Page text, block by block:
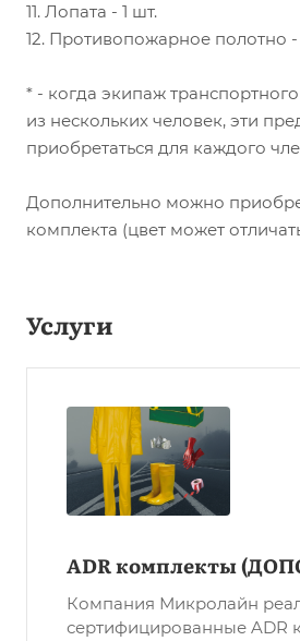
11. Лопата - 1 шт.
12. Противопожарное полотно -
* - когда экипаж
из нескольких человек, эти
приобретаться для каждого
Дополнительно можно
комплекта (цвет может
Услуги
ADR комплекты
Компания Микролайн
сертифицированные ADR